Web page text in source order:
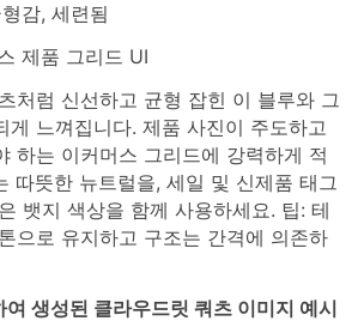
감, 세련됨
제품 그리드 UI
처럼 신선하고 균형 잡힌 이 블루와 그
게 느껴집니다. 제품 사진이 주도하고
하는 이커머스 그리드에 강력하게 적
따뜻한 뉴트럴을, 세일 및 신제품 태그
뱃지 색상을 함께 사용하세요. 팁: 테
으로 유지하고 구조는 간격에 의존하
생성된 클라우드릿 쿼츠 이미지 예시